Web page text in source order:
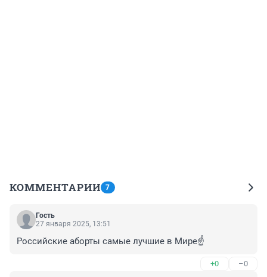
КОММЕНТАРИИ 7
Гость
27 января 2025, 13:51
Российские аборты самые лучшие в Мире☝️
+0 –0